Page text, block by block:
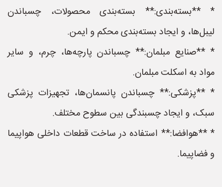
* **بسته‌بندی:** بسته‌بندی محصولات، چسباندن
لیبل‌ها، و ایجاد بسته‌بندی محکم و ایمن.
* **صنایع مبلمان:** چسباندن پارچه‌ها، چرم، و سایر
مواد به اسکلت مبلمان.
* **پزشکی:** چسباندن پانسمان‌ها، تجهیزات پزشکی
سبک، و ایجاد چسبندگی بین سطوح مختلف.
* **هوافضا:** استفاده در ساخت قطعات داخلی هواپیما
و فضاپیما.